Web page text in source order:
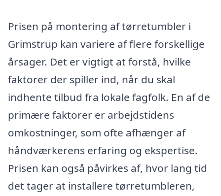
Prisen på montering af tørretumbler i
Grimstrup kan variere af flere forskellige
årsager. Det er vigtigt at forstå, hvilke
faktorer der spiller ind, når du skal
indhente tilbud fra lokale fagfolk. En af de
primære faktorer er arbejdstidens
omkostninger, som ofte afhænger af
håndværkerens erfaring og ekspertise.
Prisen kan også påvirkes af, hvor lang tid
det tager at installere tørretumbleren,